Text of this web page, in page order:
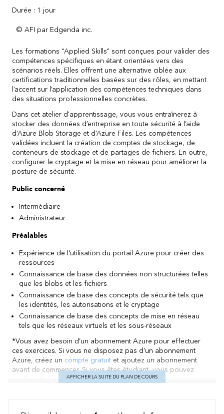
Durée : 1 jour
© AFI par Edgenda inc.
Les formations "Applied Skills" sont conçues pour valider des
compétences spécifiques en étant orientées vers des
scénarios réels. Elles offrent une alternative ciblée aux
certifications traditionnelles basées sur des rôles, en mettant
l’accent sur l’application des compétences techniques dans
des situations professionnelles concrètes.
Dans cet atelier d'apprentissage, vous vous entraînerez à
stocker des données d’entreprise en toute sécurité à l’aide
d’Azure Blob Storage et d’Azure Files. Les compétences
validées incluent la création de comptes de stockage, de
conteneurs de stockage et de partages de fichiers. En outre,
configurer le cryptage et la mise en réseau pour améliorer la
posture de sécurité.
Public concerné
Intermédiaire
Administrateur
Préalables
Expérience de l'utilisation du portail Azure pour créer des
ressources
Connaissance de base des données non structurées telles
que les blobs et les fichiers
Connaissance de base des concepts de sécurité tels que
les identités, les autorisations et le cryptage
Connaissance de base des concepts de mise en réseau
tels que les réseaux virtuels et les sous-réseaux
*Vous avez besoin d’un abonnement Azure pour effectuer
ces exercices. Si vous ne disposez pas d'un abonnement
Azure, créez un compte gratuit et ajoutez un abonnement
avant de commencer. Si vous êtes étudiant, vous pouvez
profiter de l’ offreAzure pour étudiants.
AFFICHER LA SUITE DU PLAN DE COURS